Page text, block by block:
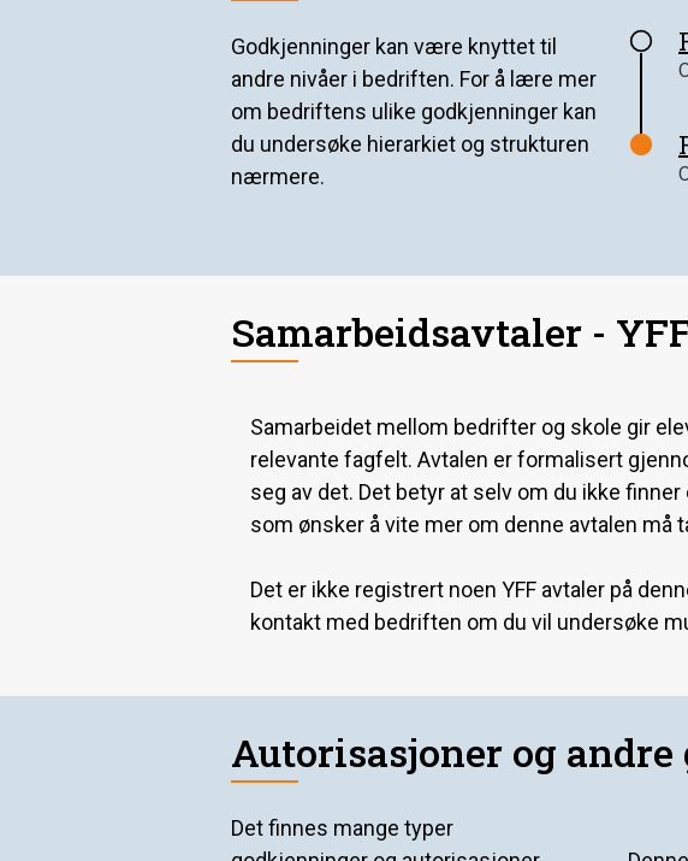
Godkjenninger kan være knyttet til
andre nivåer i bedriften. For å lære mer
om bedriftens ulike godkjenninger kan
du undersøke hierarkiet og strukturen
nærmere.
Samarbeidsavtaler -
Samarbeidet mellom bedrifter og skole gir
relevante fagfelt. Avtalen er formalisert
seg av det. Det betyr at selv om du ikke
som ønsker å vite mer om denne avtalen må
Det er ikke registrert noen YFF avtaler på
kontakt med bedriften om du vil undersøke
Autorisasjoner og
Det finnes mange typer